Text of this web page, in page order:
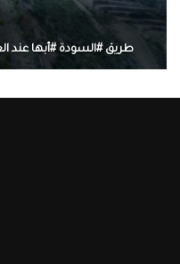
طريق #السودة #أبها عند